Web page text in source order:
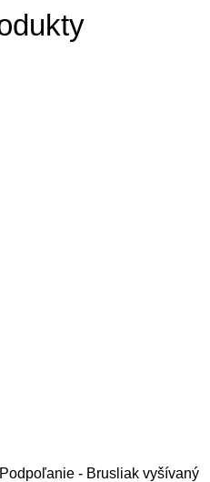
Podpoľanie - Brusliak vyšívaný